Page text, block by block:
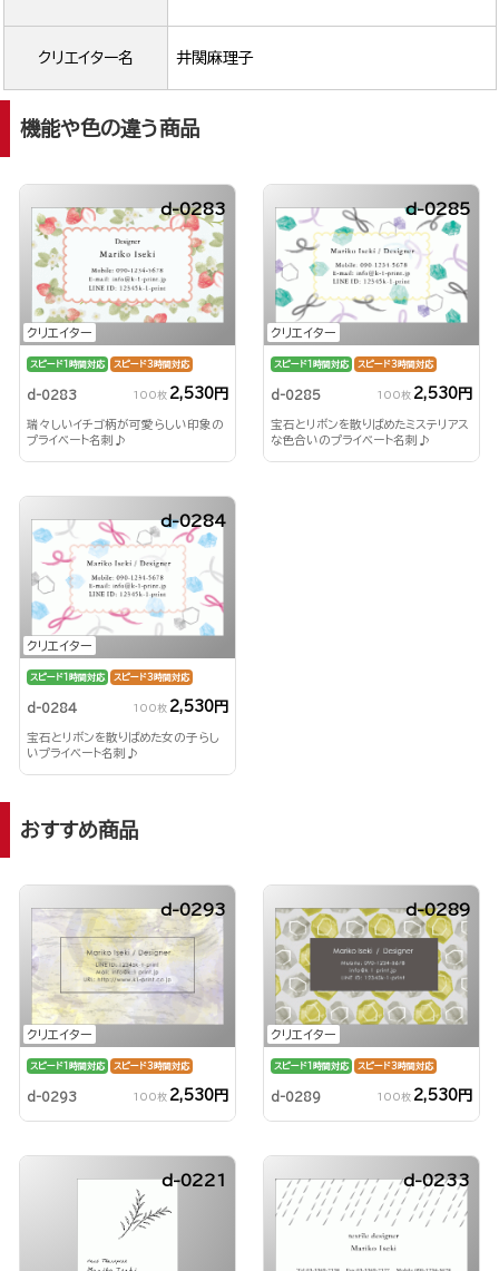
クリエイター名 井関麻理子
機能や色の違う商品
クリエイター
d-0283
スピード1時間対応 スピード3時間対応
d-0283 100枚 2,530円
瑞々しいイチゴ柄が可愛らしい印象の
プライベート名刺♪
クリエイター
d-0285
スピード1時間対応 スピード3時間対応
d-0285 100枚 2,530円
宝石とリボンを散りばめたミステリアス
な色合いのプライベート名刺♪
クリエイター
d-0284
スピード1時間対応 スピード3時間対応
d-0284 100枚 2,530円
宝石とリボンを散りばめた女の子らし
いプライベート名刺♪
おすすめ商品
クリエイター
d-0293
スピード1時間対応 スピード3時間対応
d-0293 100枚 2,530円
クリエイター
d-0289
スピード1時間対応 スピード3時間対応
d-0289 100枚 2,530円
d-0221 d-0233